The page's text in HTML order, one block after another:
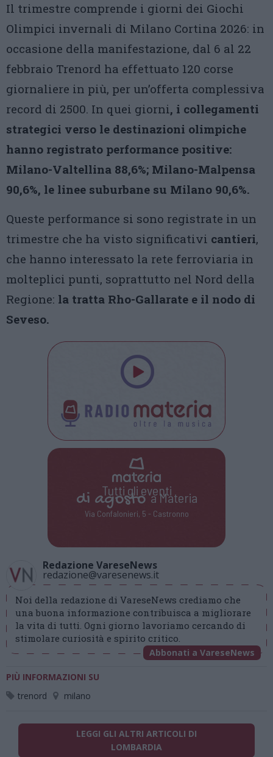
Il trimestre comprende i giorni dei Giochi
Olimpici invernali di Milano Cortina 2026: in
occasione della manifestazione, dal 6 al 22
febbraio Trenord ha effettuato 120 corse
giornaliere in più, per un’offerta complessiva
record di 2500. In quei giorni, i collegamenti
strategici verso le destinazioni olimpiche
hanno registrato performance positive:
Milano-Valtellina 88,6%; Milano-Malpensa
90,6%, le linee suburbane su Milano 90,6%.
Queste performance si sono registrate in un
trimestre che ha visto significativi cantieri,
che hanno interessato la rete ferroviaria in
molteplici punti, soprattutto nel Nord della
Regione: la tratta Rho-Gallarate e il nodo di
Seveso.
Tutti gli eventi
di agostoa Materia
Via Confalonieri, 5 - Castronno
Redazione VareseNews
redazione@varesenews.it
Noi della redazione di VareseNews crediamo che
una buona informazione contribuisca a migliorare
la vita di tutti. Ogni giorno lavoriamo cercando di
stimolare curiosità e spirito critico.
Abbonati a VareseNews
PIÙ INFORMAZIONI SU
trenord
milano
LEGGI GLI ALTRI ARTICOLI DI
LOMBARDIA